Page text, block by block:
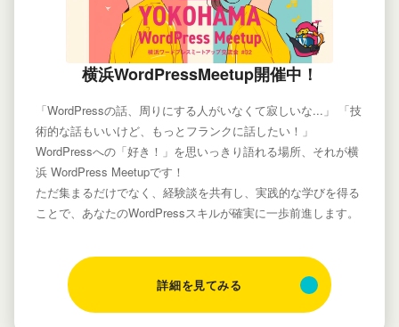
横浜WordPressMeetup開催中！
「WordPressの話、周りにする人がいなくて寂しいな...」 「技
術的な話もいいけど、もっとフランクに話したい！」
WordPressへの「好き！」を思いっきり語れる場所、それが横
浜 WordPress Meetupです！
ただ集まるだけでなく、経験談を共有し、実践的な学びを得る
ことで、あなたのWordPressスキルが確実に一歩前進します。
詳細を見てみる